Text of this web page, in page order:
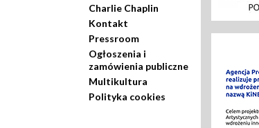
Charlie Chaplin
Kontakt
Pressroom
Ogłoszenia i
zamówienia publiczne
Multikultura
Polityka cookies